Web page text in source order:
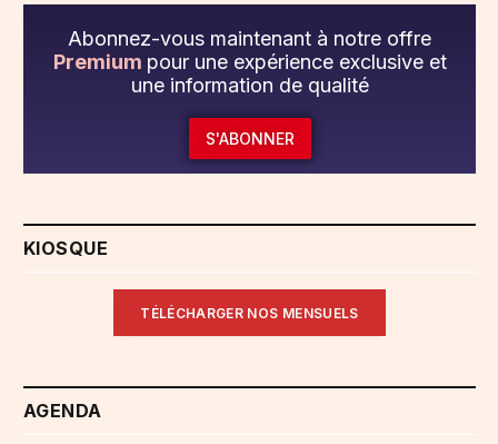
Abonnez-vous maintenant à notre offre
Premium pour une expérience exclusive et
une information de qualité
S'ABONNER
KIOSQUE
TÉLÉCHARGER NOS MENSUELS
AGENDA